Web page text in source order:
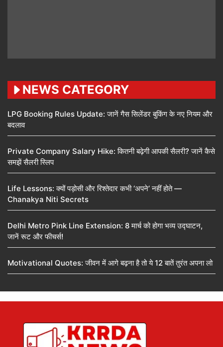
NEWS CATEGORY
LPG Booking Rules Update: जानें गैस सिलेंडर बुकिंग के नए नियम और
बदलाव
Private Company Salary Hike: कितनी बढ़ेगी आपकी सैलरी? जानें कैसे
समझें सैलरी स्लिप
Life Lessons: क्यों पड़ोसी और रिश्तेदार कभी ‘अपने’ नहीं होते —
Chanakya Niti Secrets
Delhi Metro Pink Line Extension: 8 मार्च को होगा भव्य उद्घाटन,
जानें रूट और फीचर्स!
Motivational Quotes: जीवन में आगे बढ़ना है तो ये 12 बातें तुरंत अपना लो